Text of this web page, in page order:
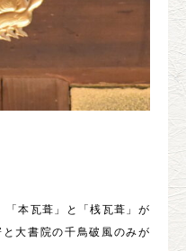
本瓦葺」と「桟瓦葺」が
大書院の千鳥破風のみが